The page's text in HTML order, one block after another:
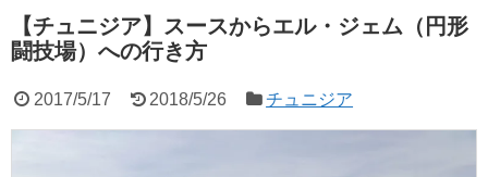
【チュニジア】スースからエル・ジェム（円形
闘技場）への行き方
2017/5/17 2018/5/26 チュニジア